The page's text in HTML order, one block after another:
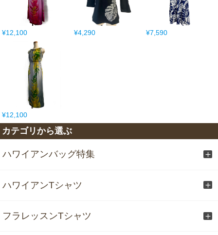
¥12,100 ¥4,290 ¥7,590
¥12,100
カテゴリから選ぶ
ハワイアンバッグ特集
ハワイアンTシャツ
フラレッスンTシャツ